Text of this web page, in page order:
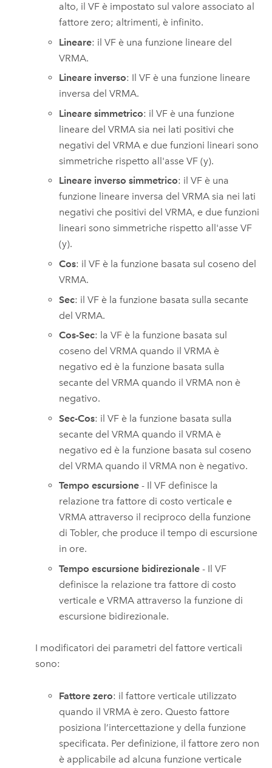
alto, il VF è impostato sul valore associato al
fattore zero; altrimenti, è infinito.
Lineare: il VF è una funzione lineare del
VRMA.
Lineare inverso: Il VF è una funzione lineare
inversa del VRMA.
Lineare simmetrico: il VF è una funzione
lineare del VRMA sia nei lati positivi che
negativi del VRMA e due funzioni lineari sono
simmetriche rispetto all'asse VF (y).
Lineare inverso simmetrico: il VF è una
funzione lineare inversa del VRMA sia nei lati
negativi che positivi del VRMA, e due funzioni
lineari sono simmetriche rispetto all'asse VF
(y).
Cos: il VF è la funzione basata sul coseno del
VRMA.
Sec: il VF è la funzione basata sulla secante
del VRMA.
Cos-Sec: la VF è la funzione basata sul
coseno del VRMA quando il VRMA è
negativo ed è la funzione basata sulla
secante del VRMA quando il VRMA non è
negativo.
Sec-Cos: il VF è la funzione basata sulla
secante del VRMA quando il VRMA è
negativo ed è la funzione basata sul coseno
del VRMA quando il VRMA non è negativo.
Tempo escursione - Il VF definisce la
relazione tra fattore di costo verticale e
VRMA attraverso il reciproco della funzione
di Tobler, che produce il tempo di escursione
in ore.
Tempo escursione bidirezionale - Il VF
definisce la relazione tra fattore di costo
verticale e VRMA attraverso la funzione di
escursione bidirezionale.
I modificatori dei parametri del fattore verticali
sono:
Fattore zero: il fattore verticale utilizzato
quando il VRMA è zero. Questo fattore
posiziona l’intercettazione y della funzione
specificata. Per definizione, il fattore zero non
è applicabile ad alcuna funzione verticale